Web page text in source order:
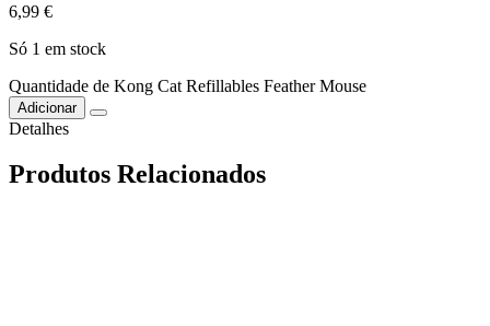
6,99 €
Só 1 em stock
Quantidade de Kong Cat Refillables Feather Mouse
Adicionar
Detalhes
Produtos Relacionados